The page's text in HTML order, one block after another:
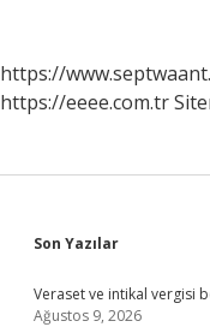
https://
https://eeee.com.tr
Sidebar
Son Yazılar
Veraset ve intikal vergisi
Ağustos 9, 2026